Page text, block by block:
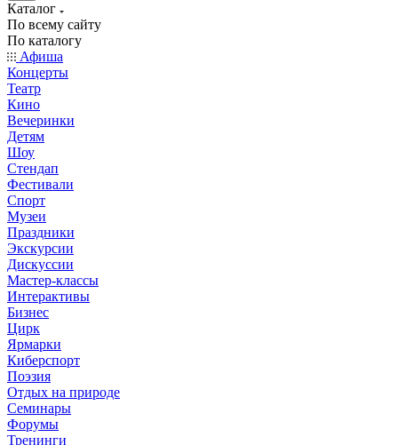
Каталог
По всему сайту
По каталогу
Афиша
Концерты
Театр
Кино
Вечеринки
Детям
Шоу
Стендап
Фестивали
Спорт
Музеи
Праздники
Экскурсии
Дискуссии
Мастер-классы
Интерактивы
Бизнес
Цирк
Ярмарки
Киберспорт
Поэзия
Отдых на природе
Семинары
Форумы
Тренинги